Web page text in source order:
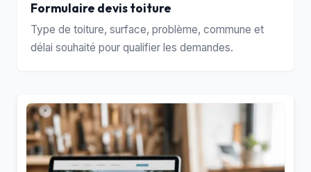
Formulaire devis toiture
Type de toiture, surface, problème, commune et
délai souhaité pour qualifier les demandes.